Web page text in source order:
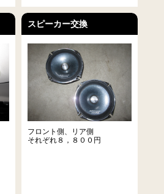
スピーカー交換
フロント側、リア側
それぞれ８，８００円